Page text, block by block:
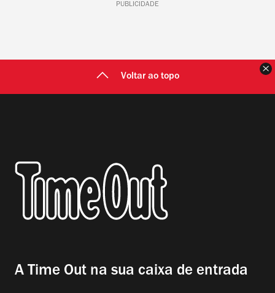
PUBLICIDADE
Voltar ao topo
A Time Out na sua caixa de entrada